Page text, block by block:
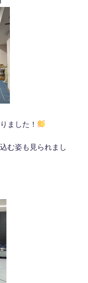
ました！
む姿も見られまし